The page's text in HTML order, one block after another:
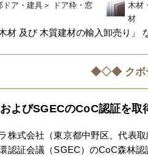
ドア・建具 ＞
ドア枠・窓
木材
材
材 及び 木質建材の輸入卸売り」
◆◇◆ クボ
およびSGECのCoC認証を取
株式会社（東京都中野区、代表
認証会議（SGEC）のCoC森林